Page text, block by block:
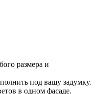
размера и
под вашу задумку.
в одном фасаде.